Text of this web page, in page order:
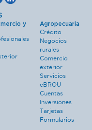
y
Agropecuaria
Crédito
Negocios
rurales
Comercio
exterior
Servicios
eBROU
Cuentas
Inversiones
Tarjetas
Formularios